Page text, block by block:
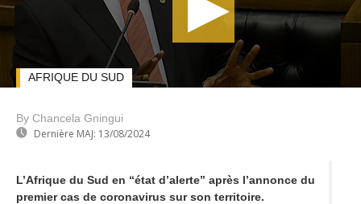
By Chancela Gningui
Dernière MAJ: 13/08/2024
AFRIQUE DU SUD
L’Afrique du Sud en “état d’alerte” après l’annonce du
premier cas de coronavirus sur son territoire.